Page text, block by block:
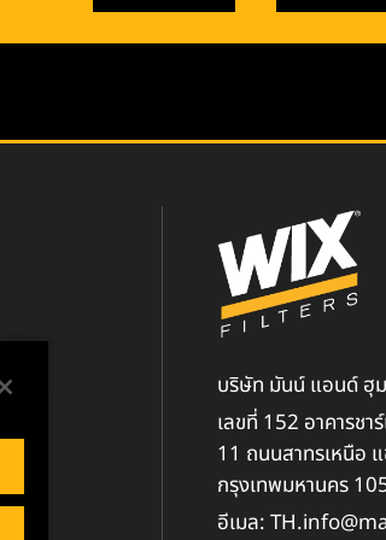
บริษัท มันน์ แอนด์ ฮุม
เลขที่ 152 อาคารช
11 ถนนสาทรเหนือ
กรุงเทพมหานคร
อีเมล: